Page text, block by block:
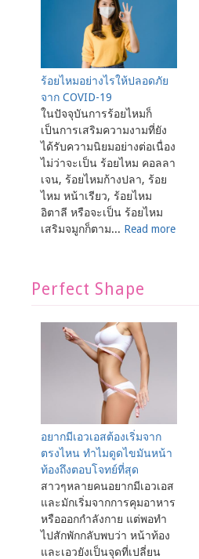
ร้อยไหมอย่างไรให้ปลอดภัย
จาก COVID-19
ในปัจจุบันการร้อยไหมก็
เป็นการเสริมความงามที่ยัง
ได้รับความนิยมอย่างต่อเนื่อง
ไม่ว่าจะเป็น ร้อยไหม คอลลา
เจน, ร้อยไหมก้างปลา, ร้อย
ไหม หน้าเรียว, ร้อยไหม
อิตาลี หรือจะเป็น ร้อยไหม
เสริมจมูกก็ตาม... Read more
Perfect Shape
อยากมีเอวเอสต้องเริ่มจาก
ตรงไหน ทำไมดูดไขมันหน้า
ท้องถึงตอบโจทย์ที่สุด
สาวๆหลายคนอยากมีเอวเอส
และมักเริ่มจากการคุมอาหาร
หรือออกกำลังกาย แต่พอทำ
ไปสักพักกลับพบว่า หน้าท้อง
และเอวยังเป็นจุดที่เปลี่ยน